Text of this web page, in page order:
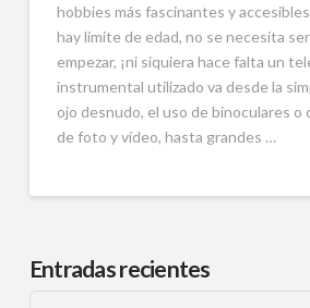
hobbies más fascinantes y
hay límite de edad, no se necesita
empezar, ¡ni siquiera hace falta un
instrumental utilizado va desde la
ojo desnudo, el uso de binoculares o
de foto y vídeo, hasta grandes …
Entradas recientes